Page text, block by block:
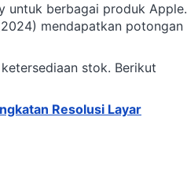
untuk berbagai produk Apple.
mendapatkan potongan
stok. Berikut
Resolusi Layar